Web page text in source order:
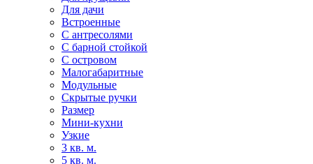
Для дачи
Встроенные
С антресолями
С барной стойкой
С островом
Малогабаритные
Модульные
Скрытые ручки
Размер
Мини-кухни
Узкие
3 кв. м.
5 кв. м.